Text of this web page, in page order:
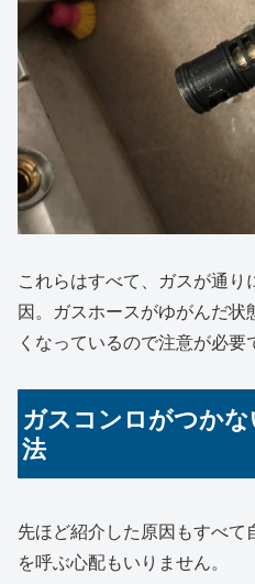
これらはすべて、ガスが通
因。ガスホースがゆがんだ
くなっているので注意が必要
ガスコンロがつか
法
先ほど紹介した原因もすべ
を呼ぶ心配もいりません。